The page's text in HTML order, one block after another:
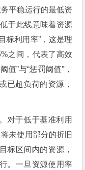
平稳运行的最低资
于此线意味着资源
标利用率”，这是理
之间，代表了高效
值”与“惩罚阈值”，
已超负荷的资源，
对于低于基准利用
未使用部分的折旧
标区间内的资源，
。一旦资源使用率